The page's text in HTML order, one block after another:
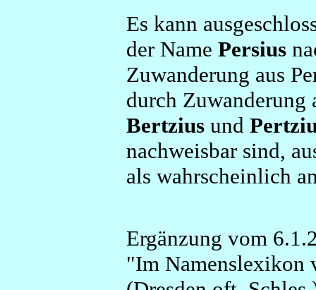
Es kann
der Name Persius
Zuwanderung aus
durch
Bertziusund
nachweisbar sind,
als wahrscheinlich
Ergänzung vom
"Im Namenslexikon